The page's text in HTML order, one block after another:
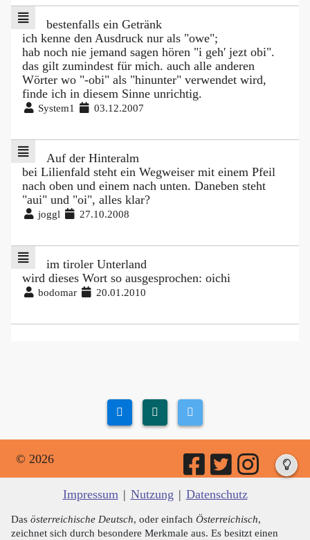
bestenfalls ein Getränk
ich kenne den Ausdruck nur als "owe";
hab noch nie jemand sagen hören "i geh' jezt obi".
das gilt zumindest für mich. auch alle anderen
Wörter wo "-obi" als "hinunter" verwendet wird,
finde ich in diesem Sinne unrichtig.
System1 03.12.2007
Auf der Hinteralm
bei Lilienfald steht ein Wegweiser mit einem Pfeil
nach oben und einem nach unten. Daneben steht
"aui" und "oi", alles klar?
joggl 27.10.2008
im tiroler Unterland
wird dieses Wort so ausgesprochen: oichi
bodomar 20.01.2010
© 2026
Impressum | Nutzung | Datenschutz
Das österreichische Deutsch, oder einfach Österreichisch,
zeichnet sich durch besondere Merkmale aus. Es besitzt einen